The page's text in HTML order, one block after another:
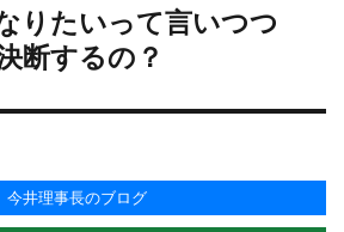
りたいって言いつつ
断するの？
今井理事長のブログ